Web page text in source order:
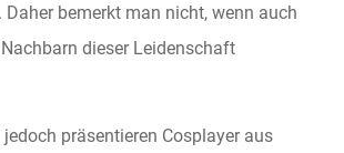
bemerkt man nicht, wenn auch
dieser Leidenschaft
präsentieren Cosplayer aus